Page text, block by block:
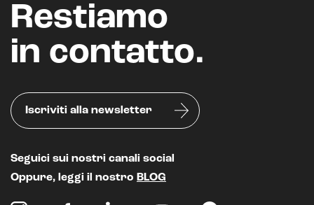
Restiamo
in contatto.
Iscriviti alla newsletter
Seguici sui nostri canali social
Oppure, leggi il nostro BLOG